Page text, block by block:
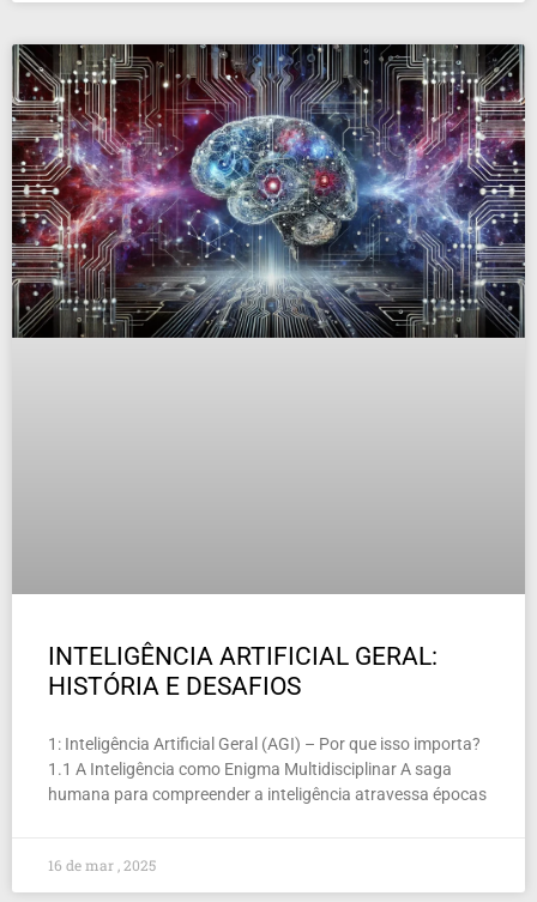
INTELIGÊNCIA ARTIFICIAL GERAL:
HISTÓRIA E DESAFIOS
1: Inteligência Artificial Geral (AGI) – Por que isso importa?
1.1 A Inteligência como Enigma Multidisciplinar A saga
humana para compreender a inteligência atravessa épocas
16 de mar , 2025